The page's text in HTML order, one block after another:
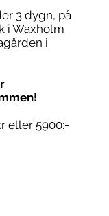
3 dygn, på
i Waxholm
i
eller 5900:-